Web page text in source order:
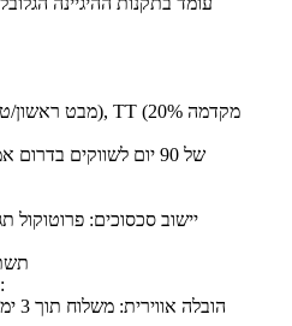
4.
רשת לוגיסטיקה רב-מודאלית: